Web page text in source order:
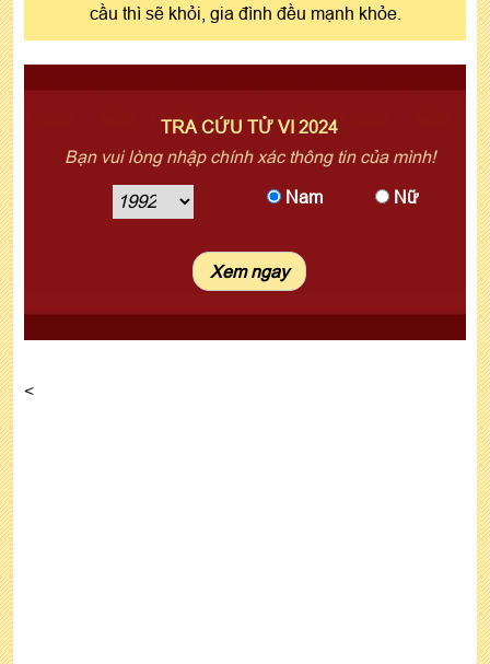
cầu thì sẽ khỏi, gia đình đều mạnh khỏe.
TRA CỨU TỬ VI 2024
Bạn vui lòng nhập chính xác thông tin của mình!
Nam Nữ
<